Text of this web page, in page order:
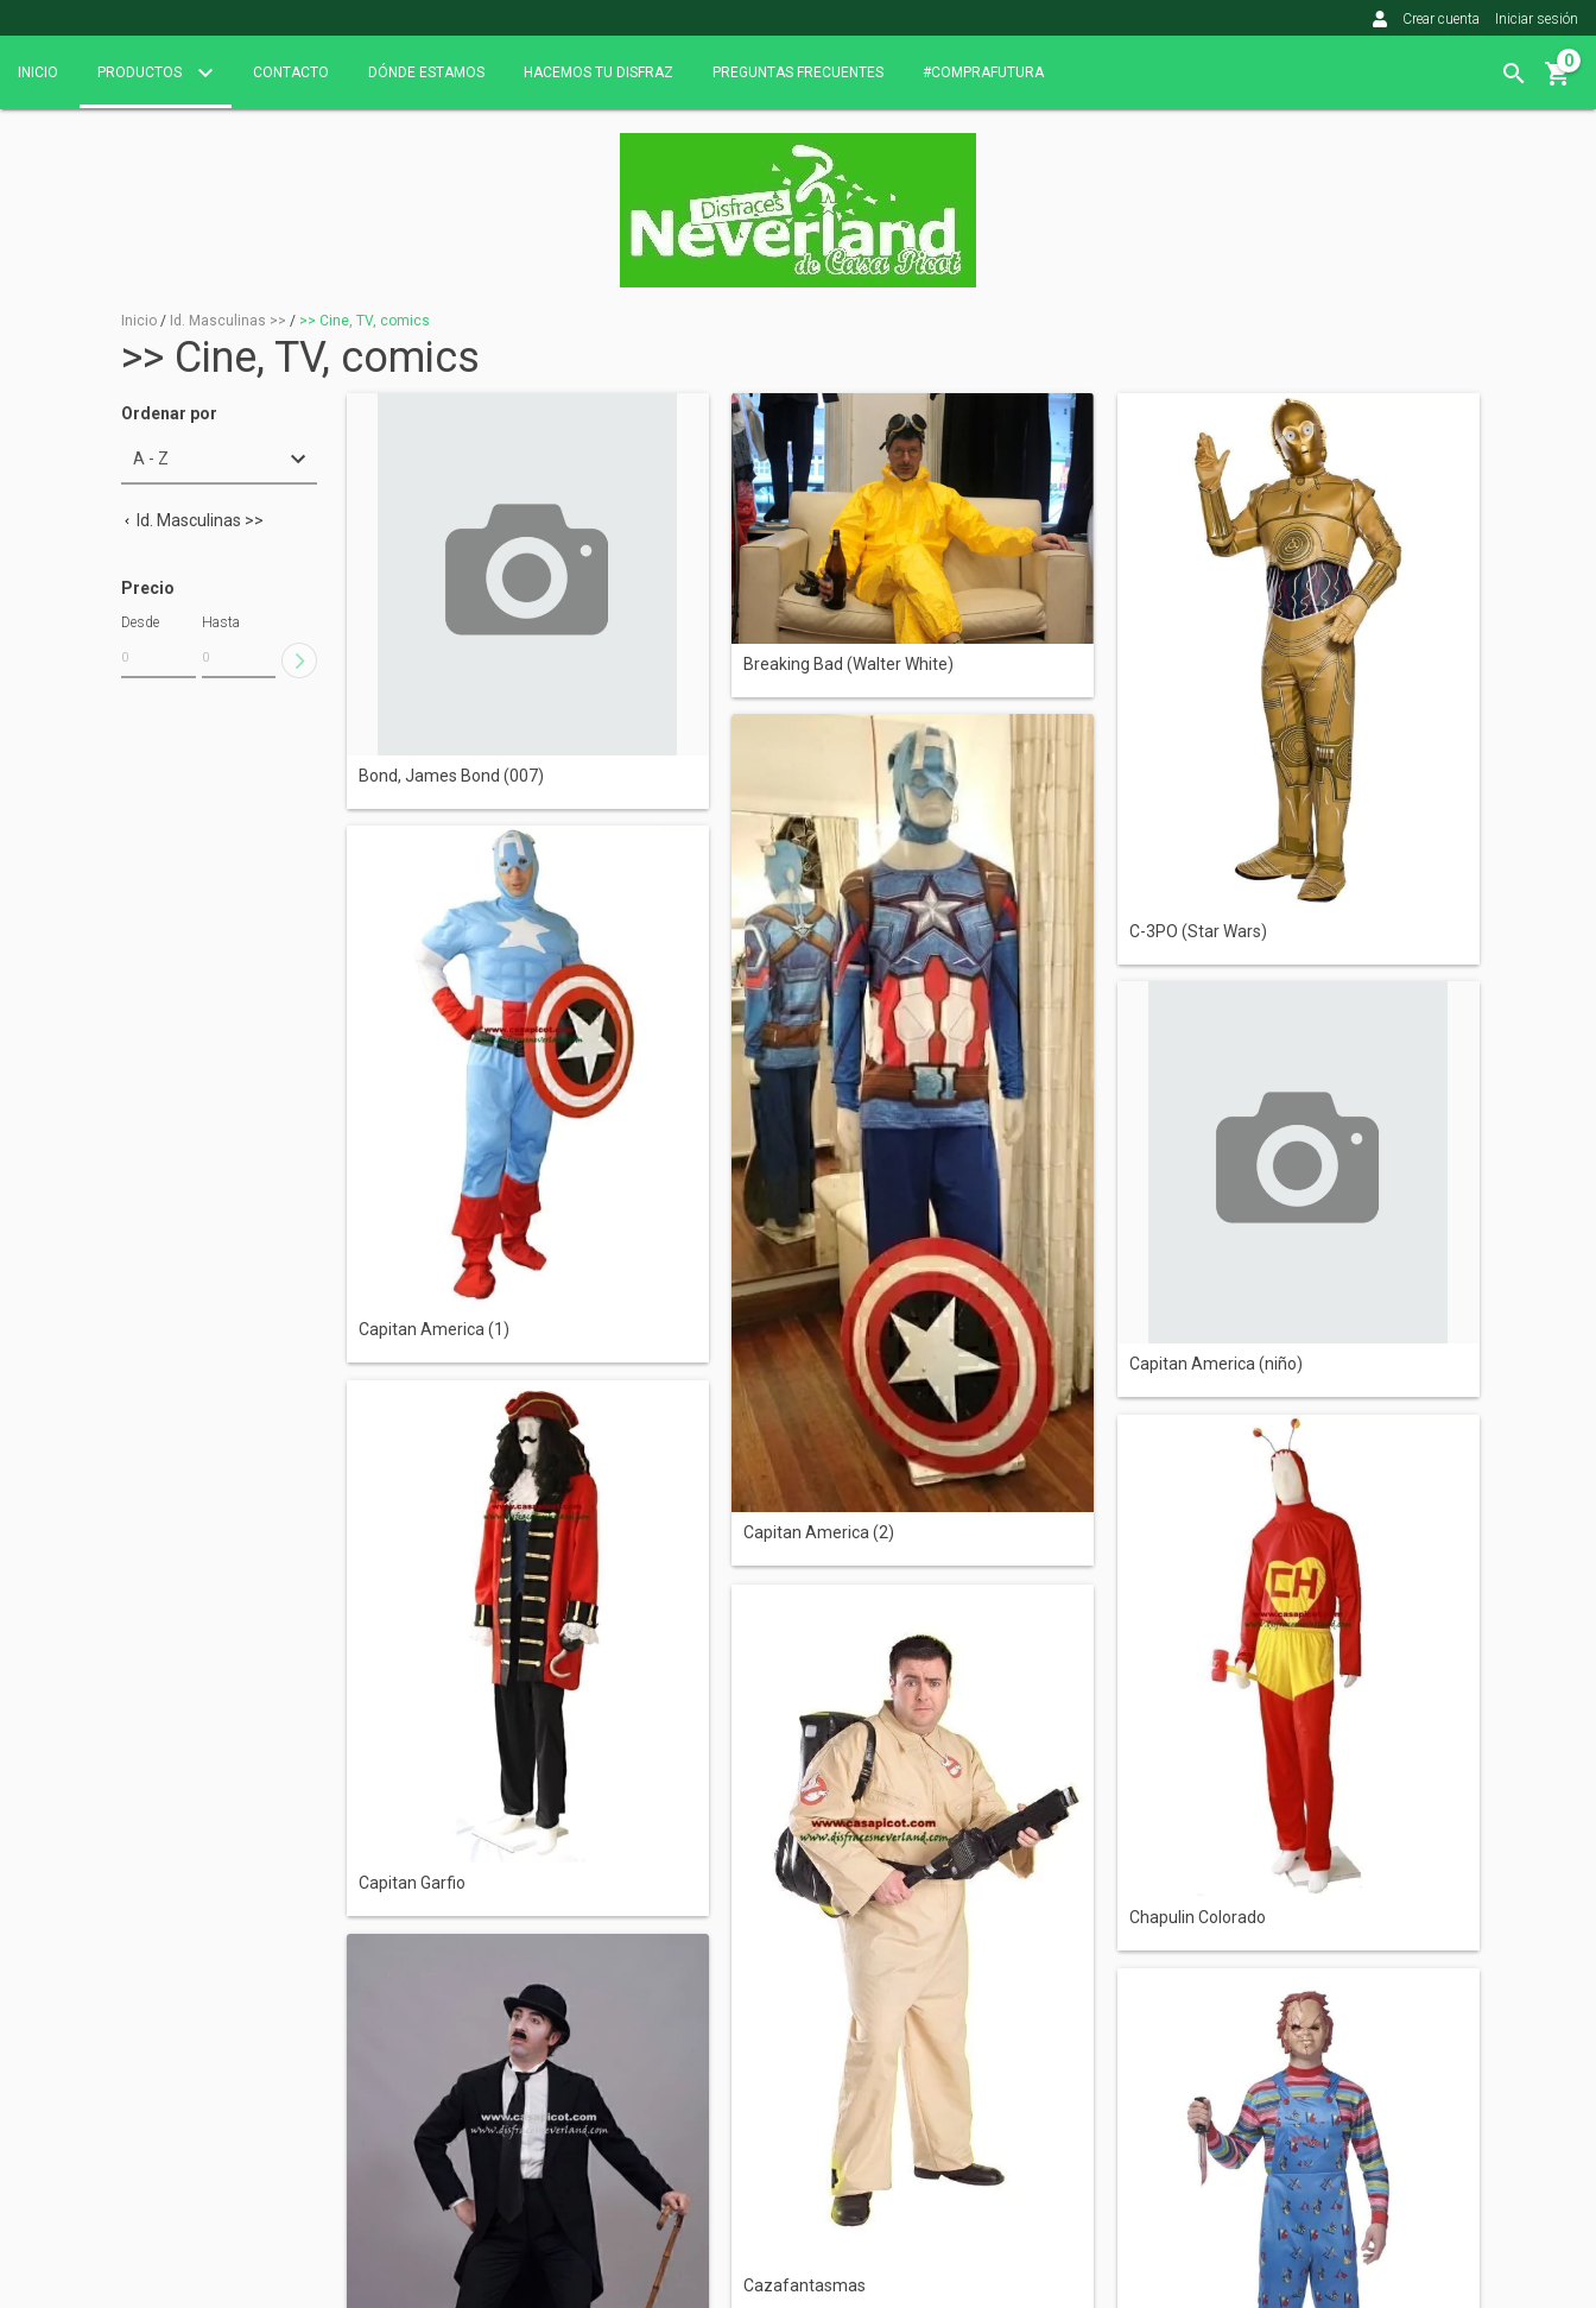
Crear cuenta Iniciar sesión
INICIO PRODUCTOS CONTACTO DÓNDE ESTAMOS HACEMOS TU DISFRAZ PREGUNTAS FRECUENTES #COMPRAFUTURA
0
Inicio / Id. Masculinas >> / >> Cine, TV, comics
>> Cine, TV, comics
Ordenar por
Id. Masculinas >>
Precio
Desde Hasta
Bond, James Bond (007)
Breaking Bad (Walter White)
C-3PO (Star Wars)
Capitan America (1)
Capitan America (2)
Capitan America (niño)
Capitan Garfio
Cazafantasmas
Chapulin Colorado